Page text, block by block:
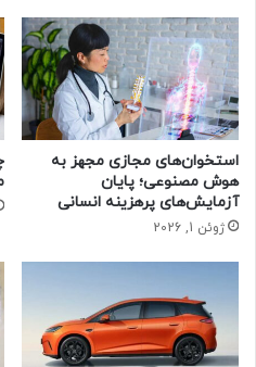
او معتقد است: «باید انتظار
ویروس در سطوح بالا به گردشش
جدید از کووید نیز ظاهر خواهد
مرتبط‌ باشند. با این حال، به
ناشی از ابتلای پیشین باعث شود که
حدودی ایمن باشند.»
افزایش یابد و بیش از سال
بیندازد، نیز گفتند که چنین
نظر می‌رسد.
استخوان‌های مجازی مجهز به
هوش مصنوعی؛ پایان
آزمایش‌های پرهزینه انسانی
ژوئن 1, 2026